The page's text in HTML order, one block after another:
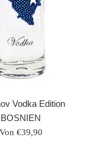
Vodka Edition
BOSNIEN
Von €39,90